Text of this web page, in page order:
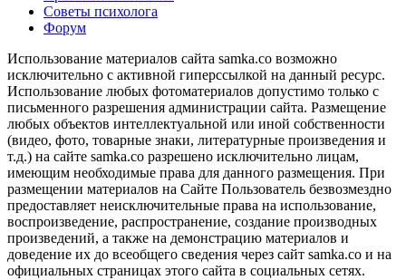
Советы психолога
Форум
Использование материалов сайта samka.co возможно
исключительно с активной гиперссылкой на данный ресурс.
Использование любых фотоматериалов допустимо только с
письменного разрешения администрации сайта. Размещение
любых объектов интеллектуальной или иной собственности
(видео, фото, товарные знаки, литературные произведения и
т.д.) на сайте samka.co разрешено исключительно лицам,
имеющим необходимые права для данного размещения. При
размещении материалов на Сайте Пользователь безвозмездно
предоставляет неисключительные права на использование,
воспроизведение, распространение, создание производных
произведений, а также на демонстрацию материалов и
доведение их до всеобщего сведения через сайт samka.co и на
официальных страницах этого сайта в социальных сетях.